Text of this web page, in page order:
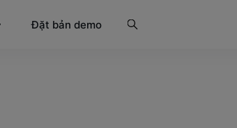
Đặt bản demo
kiếm